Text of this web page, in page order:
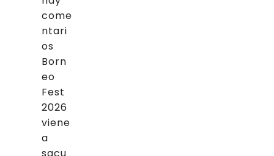
come
ntari
os
Born
eo
Fest
2026
viene
a
sacu